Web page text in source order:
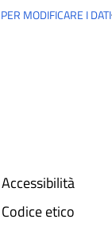
MODIFICARE I DATI
Accessibilità
Codice etico